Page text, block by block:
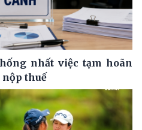
nhất việc tạm hoãn
thuế